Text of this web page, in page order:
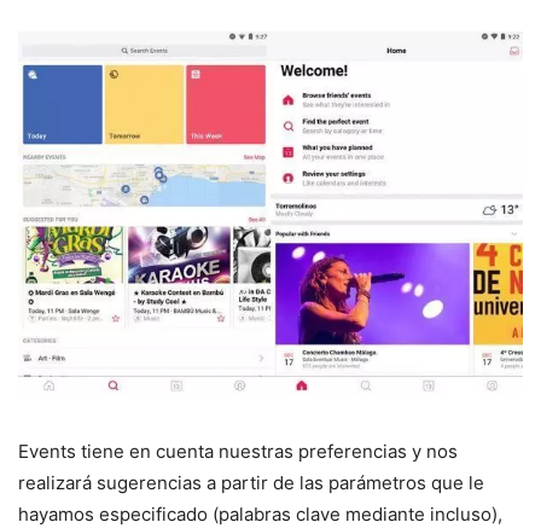
Events tiene en cuenta nuestras preferencias y nos
realizará sugerencias a partir de las parámetros que le
hayamos especificado (palabras clave mediante incluso),